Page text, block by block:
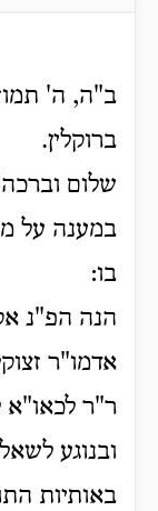
ב"ה, ה'
ברוקלין.
שלום
במענה על
בו:
הנה הפ"נ
אדמו"ר
ר"ר
ובנוגע
באותיות